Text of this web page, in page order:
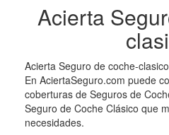
Acierta
Acierta Seguro de coche-
En AciertaSeguro.com puede
coberturas de Seguros de
Seguro de Coche Clásico que
necesidades.